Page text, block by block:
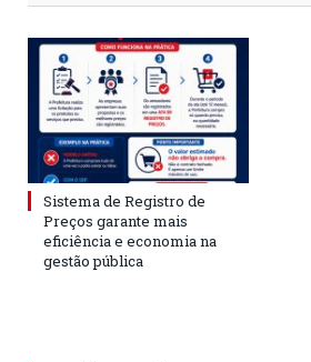
Sistema de Registro de
Preços garante mais
eficiência e economia na
gestão pública